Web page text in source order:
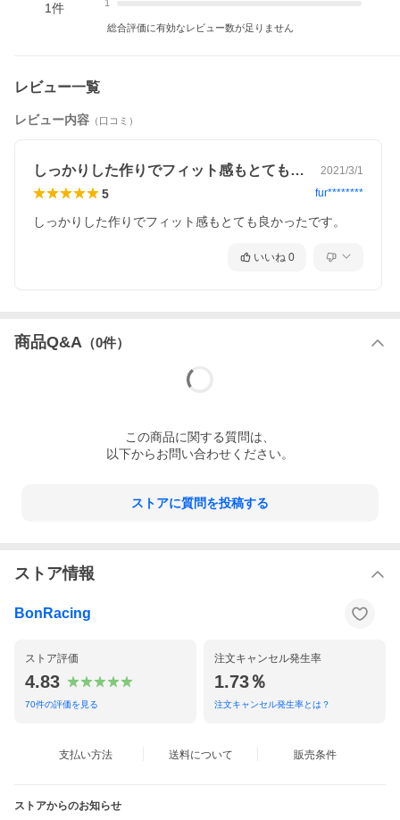
1件 1
総合評価に有効なレビュー数が足りません
レビュー一覧
レビュー内容 （口コミ）
しっかりした作りでフィット感もとても良… 2021/3/1
5 fur********
しっかりした作りでフィット感もとても良かったです。
いいね 0
商品Q&A （0件）
この商品に関する質問は、
以下からお問い合わせください。
ストアに質問を投稿する
ストア情報
BonRacing
ストア評価
4.83
70件の評価を見る
注文キャンセル発生率
1.73％
注文キャンセル発生率とは？
支払い方法 送料について 販売条件
ストアからのお知らせ